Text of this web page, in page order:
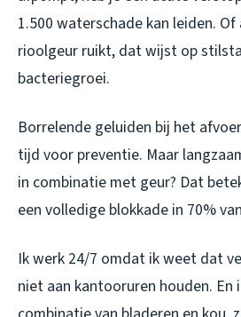
1.500 waterschade kan leiden. Of
rioolgeur ruikt, dat wijst op
bacteriegroei.
Borrelende geluiden bij het
tijd voor preventie. Maar
in combinatie met geur? Dat
een volledige blokkade in 70%
Ik werk 24/7 omdat ik weet dat
niet aan kantooruren houden. En